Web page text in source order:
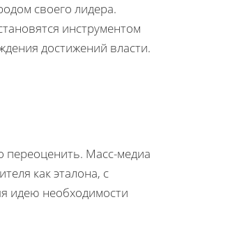
своего лидера.
инструментом
достижений власти.
переоценить. Масс-медиа
как эталона, с
идею необходимости